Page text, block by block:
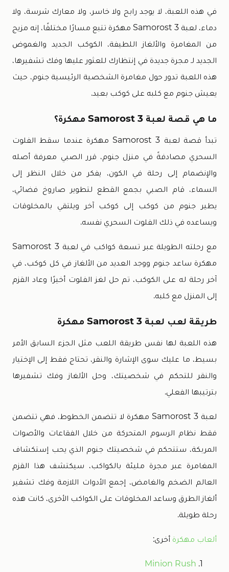
في هذه اللعبة، لا يوجد رابح ولا خاسر، ولا معارك شرسة، ولا
دماء، لعبة Samorost 3 مهكرة تتبع مسارًا مختلفًا، إنه مزيج
من المغامرة والألغاز اللطيفة، الكوكب الجديد والغموض
الجديد لـ مجرة جديدة في إنتظارك للعثور عليها وفك تشفيرها،
هذه اللعبة تدور حول مغامرة الشخصية الرئيسية جنوم، حيث
يعيش جنوم مع كلبه على كوكب بعيد.
ما هي قصة لعبة Samorost 3 مهكرة؟
تبدأ قصة لعبة Samorost 3 مهكرة عندما سقط الفلوت
السحري مصادفةً في منزل جنوم، قرر الصبي معرفة أصله
والإنضمام إلى رحلة في الكون، يفكر من خلال النظر إلى
السماء، قام الصبي بجمع القطع لتطوير صاروخ فضائي،
يطير جنوم من كوكب إلى كوكب آخر ويلتقي بالمخلوقات
ويساعده في ذلك الفلوت السحري نفسه.
مع رحلته الطويلة عبر تسعة كواكب في لعبة Samorost 3
مهكرة ساعد جنوم ووجد العديد من الألغاز في كل كوكب، في
آخر رحلة له على الكوكب، تم حل لغز الفلوت أخيرًا وعاد القزم
إلى المنزل مع كلبه.
طريقة لعب لعبة Samorost 3 مهكرة
هذه اللعبة لها نفس طريقة اللعب مثل الجزء السابق الأمر
بسيط، ما عليك سوى الإشارة والنقر، تحتاج فقط إلى الإختيار
والنقر للتحكم في شخصيتك، وحل الألغاز وفك تشفيرها
بترتيبها الفعلي.
لعبة Samorost 3 مهكرة لا تتضمن الخطوط، فهي تتضمن
فقط نظام الرسوم المتحركة من خلال الفقاعات والأصوات
المربكة، ستتحكم في شخصيتك جنوم الذي يحب إستكشاف
المغامرة عبر مجرة ​​مليئة بالكواكب، سيكتشف هذا القزم
العالم الضخم والغامض، إجمع الأدوات اللازمة وفك تشفير
ألغاز الطرق وساعد المخلوقات على الكواكب الأخرى، كانت هذه
رحلة طويلة.
ألعاب مهكرة أخرى:
Minion Rush